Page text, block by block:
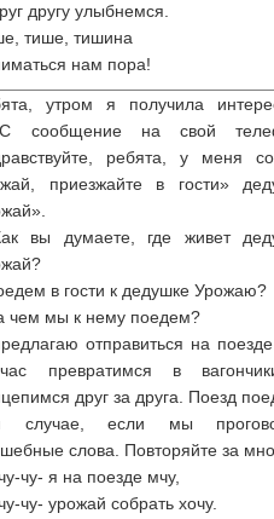
другу улыбнемся.
тише, тишина
нам пора!
утром я получила
сообщение на свой
ребята, у меня
приезжайте в гости»
вы думаете, где живет
в гости к дедушке Урожаю?
чем мы к нему поедем?
отправиться на
превратимся в
друг за друга. Поезд
случае, если мы
слова. Повторяйте за
чу- я на поезде мчу,
чу- урожай собрать хочу.